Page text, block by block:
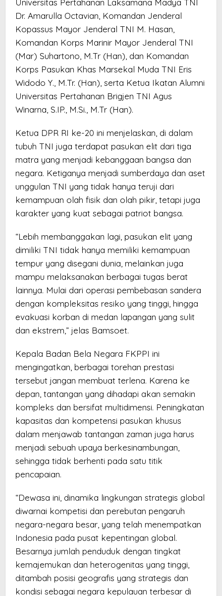
Universitas Pertahanan Laksamana Madya TNI
Dr. Amarulla Octavian, Komandan Jenderal
Kopassus Mayor Jenderal TNI M. Hasan,
Komandan Korps Marinir Mayor Jenderal TNI
(Mar) Suhartono, M.Tr (Han), dan Komandan
Korps Pasukan Khas Marsekal Muda TNI Eris
Widodo Y., M.Tr. (Han), serta Ketua Ikatan Alumni
Universitas Pertahanan Brigjen TNI Agus
Winarna, S.IP., M.Si., M.Tr (Han).
Ketua DPR RI ke-20 ini menjelaskan, di dalam
tubuh TNI juga terdapat pasukan elit dari tiga
matra yang menjadi kebanggaan bangsa dan
negara. Ketiganya menjadi sumberdaya dan aset
unggulan TNI yang tidak hanya teruji dari
kemampuan olah fisik dan olah pikir, tetapi juga
karakter yang kuat sebagai patriot bangsa.
“Lebih membanggakan lagi, pasukan elit yang
dimiliki TNI tidak hanya memiliki kemampuan
tempur yang disegani dunia, melainkan juga
mampu melaksanakan berbagai tugas berat
lainnya. Mulai dari operasi pembebasan sandera
dengan kompleksitas resiko yang tinggi, hingga
evakuasi korban di medan lapangan yang sulit
dan ekstrem,” jelas Bamsoet.
Kepala Badan Bela Negara FKPPI ini
mengingatkan, berbagai torehan prestasi
tersebut jangan membuat terlena. Karena ke
depan, tantangan yang dihadapi akan semakin
kompleks dan bersifat multidimensi. Peningkatan
kapasitas dan kompetensi pasukan khusus
dalam menjawab tantangan zaman juga harus
menjadi sebuah upaya berkesinambungan,
sehingga tidak berhenti pada satu titik
pencapaian.
“Dewasa ini, dinamika lingkungan strategis global
diwarnai kompetisi dan perebutan pengaruh
negara-negara besar, yang telah menempatkan
Indonesia pada pusat kepentingan global.
Besarnya jumlah penduduk dengan tingkat
kemajemukan dan heterogenitas yang tinggi,
ditambah posisi geografis yang strategis dan
kondisi sebagai negara kepulauan terbesar di